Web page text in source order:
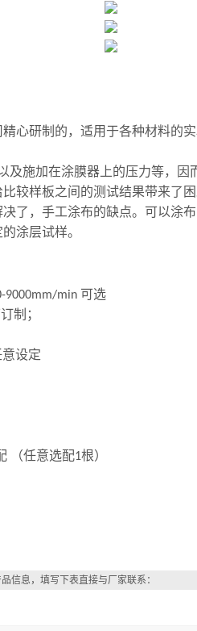
心研制的， 适用于各种材料的
及施加在涂膜器上的压力等，
较样板之间的测试结果带来了困
决了，手工涂布的缺点。可以涂
涂层试样。
9000mm/min 可选
制 ；
设定
（任意选配1根）
信息，填写下表直接与厂家联系：